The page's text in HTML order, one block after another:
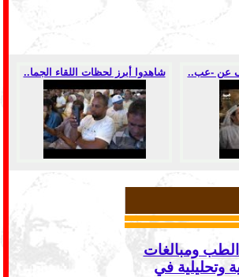
شاهدوا أبرز لحظات اللقاء الجما.. عن -عب..
ومبالغات
وتحليلية في